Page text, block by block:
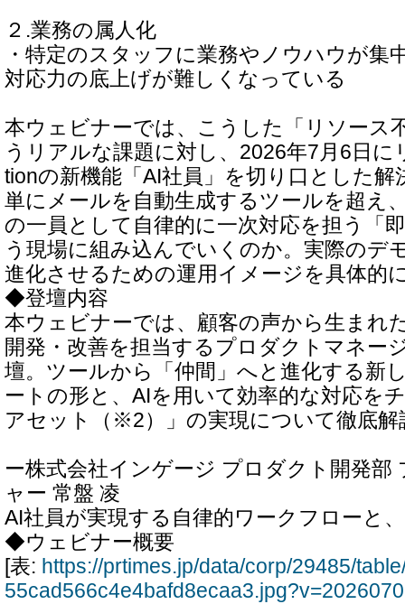
２.業務の属人化
・特定のスタッフに業務やノウハウが集
対応力の底上げが難しくなっている
本ウェビナーでは、こうした「リソース
うリアルな課題に対し、2026年7月6日
tionの新機能「AI社員」を切り口とした解
単にメールを自動生成するツールを超え
の一員として自律的に一次対応を担う「
う現場に組み込んでいくのか。実際のデ
進化させるための運用イメージを具体的
◆登壇内容
本ウェビナーでは、顧客の声から生まれ
開発・改善を担当するプロダクトマネー
壇。ツールから「仲間」へと進化する新
ートの形と、AIを用いて効率的な対応を
アセット（※2）」の実現について徹底解
ー株式会社インゲージ プロダクト開発部
ャー 常盤 凌
AI社員が実現する自律的ワークフローと
◆ウェビナー概要
[表: https://prtimes.jp/data/corp/29485/